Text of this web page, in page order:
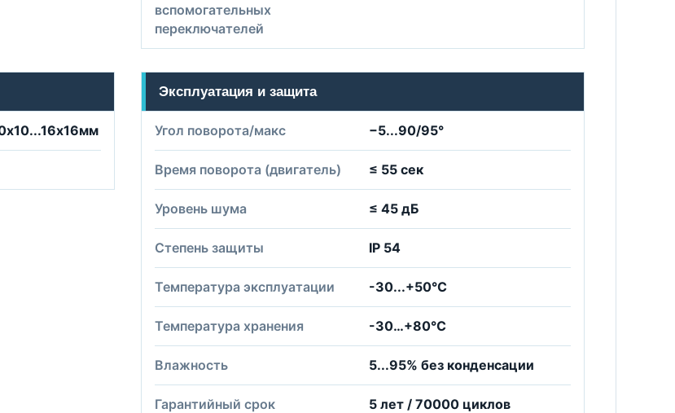
вспомогательных
переключателей
Эксплуатация и защита
Угол поворота/макс −5...90/95°
Время поворота (двигатель) ≤ 55 сек
Уровень шума ≤ 45 дБ
Степень защиты IP 54
Температура эксплуатации -30...+50°С
Температура хранения -30…+80°С
Влажность 5...95% без конденсации
Гарантийный срок 5 лет / 70000 циклов